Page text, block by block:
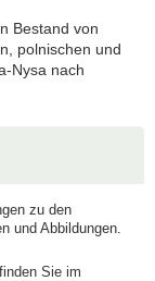
zu den
und Abbildungen.
Sie im